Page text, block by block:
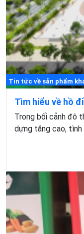
Tin tức về sản phẩm
Tìm hiểu về hồ
Trong bối cảnh đô
dựng tăng cao, tình